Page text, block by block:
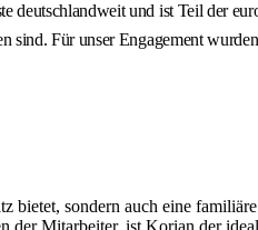
und ist Teil der
sind. Für unser Engagement
sondern auch eine
der Mitarbeiter, ist Korian der